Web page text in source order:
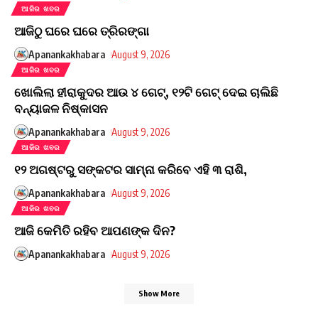
ଆଜିର ଖବର
ଆଜିଠୁ ଘରେ ଘରେ ତ୍ରିରଙ୍ଗା
Apanankakhabara August 9, 2026
ଆଜିର ଖବର
ଖୋଲିଲା ହୀରାକୁଦର ଆଉ ୪ ଗେଟ୍, ୧୨ଟି ଗେଟ୍ ଦେଇ ଚାଲିଛି
ବନ୍ୟାଜଳ ନିଷ୍କାସନ
Apanankakhabara August 9, 2026
ଆଜିର ଖବର
୧୨ ଅଗଷ୍ଟରୁ ସଙ୍କଟର ସାମ୍ନା କରିବେ ଏହି ୩ ରାଶି,
Apanankakhabara August 9, 2026
ଆଜିର ଖବର
ଆଜି କେମିତି ରହିବ ଆପଣଙ୍କ ଦିନ?
Apanankakhabara August 9, 2026
Show More